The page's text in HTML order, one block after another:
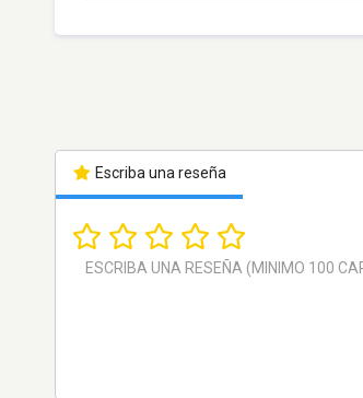
Escriba una reseña